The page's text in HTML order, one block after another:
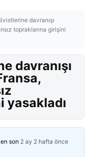
davranışı
topraklarına girişini
davranışı
yasakladı
son 2 ay 2 hafta önce